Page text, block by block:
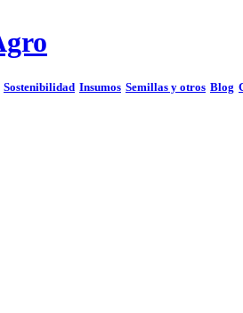
Sostenibilidad Insumos Semillas y otros Blog